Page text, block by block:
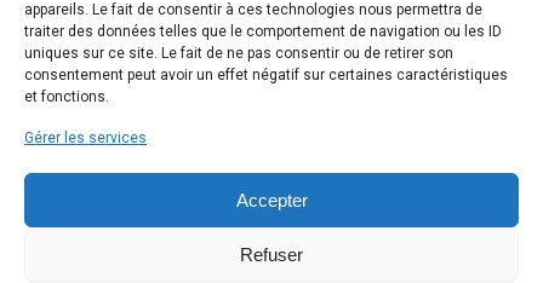
appareils. Le fait de consentir à ces technologies nous permettra de
traiter des données telles que le comportement de navigation ou les ID
uniques sur ce site. Le fait de ne pas consentir ou de retirer son
consentement peut avoir un effet négatif sur certaines caractéristiques
et fonctions.
Gérer les services
Accepter
Refuser